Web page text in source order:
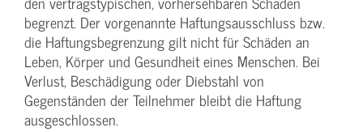
begrenzt. Der vorgenannte Haftungs­ausschluss bzw.
die Haftungs­begrenzung gilt nicht für Schäden an
Leben, Körper und Gesundheit eines Menschen. Bei
Verlust, Beschädigung oder Diebstahl von
Gegenständen der Teilnehmer bleibt die Haftung
ausgeschlossen.